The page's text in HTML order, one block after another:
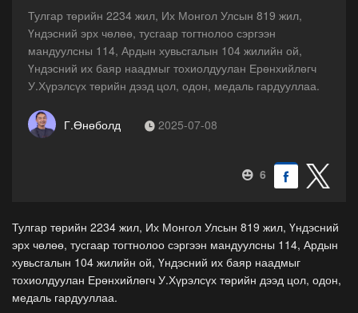
Тулгар төрийн 2234 жил, Их Монгол Улсын 819 жил,
Үндэсний эрх чөлөө, тусгаар тогтнолоо сэргээн
мандуулсны 114, Ардын хувьсгалын 104 жилийн ой,
Үндэсний их баяр наадмыг тохиолдуулан Ерөнхийлөгч
У.Хүрэлсүх төрийн дээд цол, одон, медаль гардууллаа.
Г.Өнөболд 2025-07-08
6
Тулгар төрийн 2234 жил, Их Монгол Улсын 819 жил, Үндэсний
эрх чөлөө, тусгаар тогтнолоо сэргээн мандуулсны 114, Ардын
хувьсгалын 104 жилийн ой, Үндэсний их баяр наадмыг
тохиолдуулан Ерөнхийлөгч У.Хүрэлсүх төрийн дээд цол, одон,
медаль гардууллаа.